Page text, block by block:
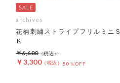
archives
花柄刺繍ストライプフリルミニＳ
Ｋ
￥3,300 50％OFF
￥6,600